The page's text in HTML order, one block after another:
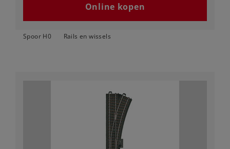
Online kopen
Spoor H0 Rails en wissels